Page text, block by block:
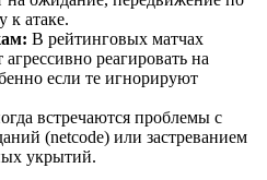
к атаке.
В рейтинговых матчах
реагировать на
если те игнорируют
встречаются проблемы с
(netcode) или застреванием
укрытий.